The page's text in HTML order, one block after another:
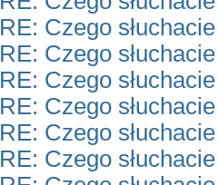
RE: Czego
RE: Czego
RE: Czego
RE: Czego
RE: Czego
RE: Czego